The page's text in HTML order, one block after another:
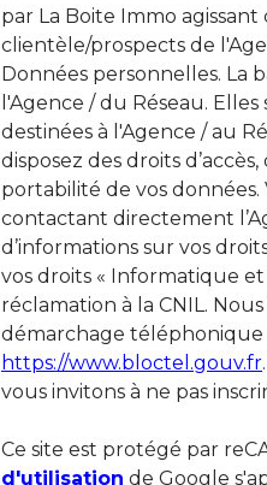
par La Boite Immo
clientèle/prospects de
Données personnelles. La
l'Agence / du Réseau.
destinées à l'Agence / au
disposez des droits
portabilité de vos
contactant directement
d’informations sur vos
vos droits « Informatique
réclamation à la CNIL.
démarchage téléphonique
https://www.bloctel.gouv.fr
vous invitons à ne pas
Ce site est protégé par
d'utilisation de Google